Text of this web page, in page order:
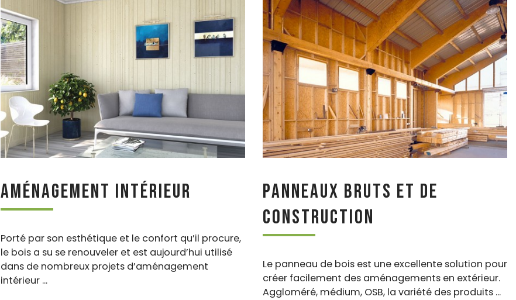
Aménagement intérieur
Porté par son esthétique et le confort qu’il procure,
le bois a su se renouveler et est aujourd’hui utilisé
dans de nombreux projets d’aménagement
intérieur ...
Panneaux bruts et de
construction
Le panneau de bois est une excellente solution pour
créer facilement des aménagements en extérieur.
Aggloméré, médium, OSB, la variété des produits ...